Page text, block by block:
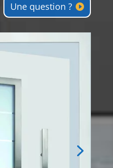
Une question ?